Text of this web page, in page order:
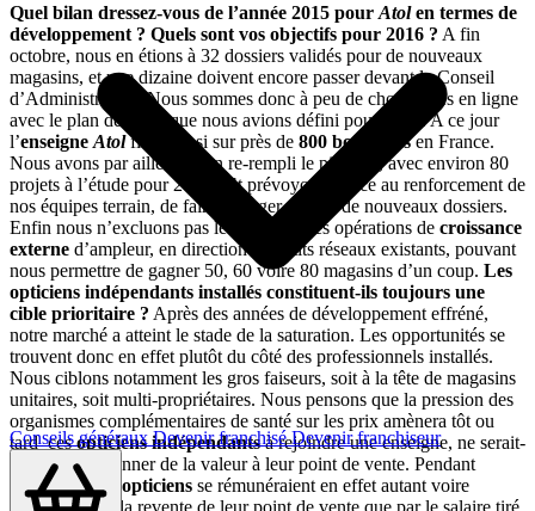
Conseils générauxDevenir franchiséDevenir franchiseur
Quel bilan dressez-vous de l’année 2015 pour Atolen termes de
développement ? Quels sont vos objectifs pour 2016 ? A fin
octobre, nous en étions à 32 dossiers validés pour de nouveaux
magasins, et une dizaine doivent encore passer devant le Conseil
d’Administration. Nous sommes donc à peu de choses près en ligne
avec le plan de route que nous avions défini pour 2015. A ce jour
l’enseigne Atolflotte ainsi sur près de 800 boutiquesen France.
Nous avons par ailleurs bien re-rempli le pipeline, avec environ 80
projets à l’étude pour 2016. Et prévoyons, grâce au renforcement de
nos équipes terrain, de faire émerger encore de nouveaux dossiers.
Enfin nous n’excluons pas le recours à des opérations de croissance
externe d’ampleur, en direction de petits réseaux existants, pouvant
nous permettre de gagner 50, 60 voire 80 magasins d’un coup. Les
opticiens indépendants installés constituent-ils toujours une
cible prioritaire ? Après des années de développement effréné,
notre marché a atteint le stade de la saturation. Les opportunités se
trouvent donc en effet plutôt du côté des professionnels installés.
Nous ciblons notamment les gros faiseurs, soit à la tête de magasins
unitaires, soit multi-propriétaires. Nous pensons que la pression des
organismes complémentaires de santé sur les prix amènera tôt ou
tard cesopticiens indépendantsà rejoindre une enseigne, ne serait-
ce que pour donner de la valeur à leur point de vente. Pendant
longtemps, les opticiens se rémunéraient en effet autant voire
davantage par la revente de leur point de vente que par le salaire tiré